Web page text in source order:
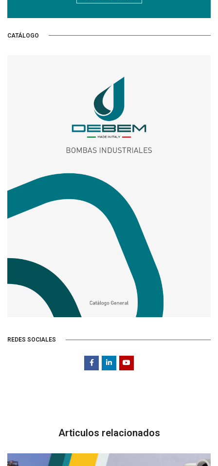
CATÁLOGO
REDES SOCIALES
Articulos relacionados